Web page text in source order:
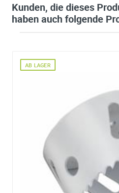
Kunden, die dieses
haben auch folgende
AB LAGER